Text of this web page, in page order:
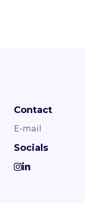
Contact
E-mail
Socials